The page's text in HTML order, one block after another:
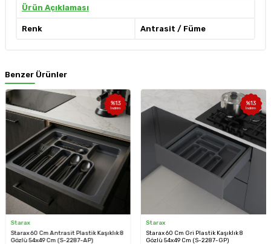
Ürün Açıklaması
Renk Antrasit / Füme
Benzer Ürünler
%13
İndirim
Starax
Starax 60 Cm Antrasit Plastik Kaşıklık 8
Gözlü 54x49 Cm (S-2287-AP)
%13
İndirim
Starax
Starax 60 Cm Gri Plastik Kaşıklık 8
Gözlü 54x49 Cm (S-2287-GP)